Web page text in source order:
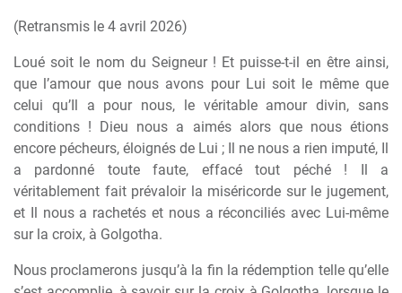
(Retransmis le 4 avril 2026)
Loué soit le nom du Seigneur ! Et puisse-t-il en être ainsi,
que l’amour que nous avons pour Lui soit le même que
celui qu’Il a pour nous, le véritable amour divin, sans
conditions ! Dieu nous a aimés alors que nous étions
encore pécheurs, éloignés de Lui ; Il ne nous a rien imputé, Il
a pardonné toute faute, effacé tout péché ! Il a
véritablement fait prévaloir la miséricorde sur le jugement,
et Il nous a rachetés et nous a réconciliés avec Lui-même
sur la croix, à Golgotha.
Nous proclamerons jusqu’à la fin la rédemption telle qu’elle